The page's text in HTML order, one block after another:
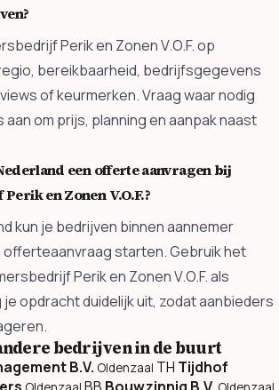
Perik en Zonen V.O.F. op
bereikbaarheid, bedrijfsgegevens
of keurmerken. Vraag waar nodig
om prijs, planning en aanpak naast
een offerte aanvragen bij
en Zonen V.O.F.?
kun je bedrijven binnen aannemer
offerteaanvraag starten. Gebruik het
Perik en Zonen V.O.F. als
opdracht duidelijk uit, zodat aanbieders
bedrijven in de buurt
B.V. Oldenzaal TH Tijdhof